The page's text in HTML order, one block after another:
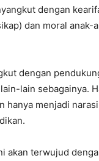
dengan
dan moral anak-
dengan
lain sebagainya.
hanya menjadi
akan terwujud